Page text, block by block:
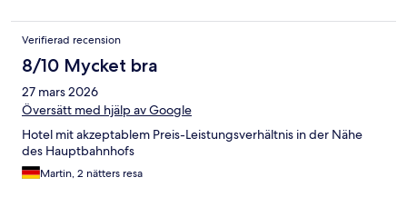
Verifierad recension
8/10 Mycket bra
27 mars 2026
Översätt med hjälp av Google
Hotel mit akzeptablem Preis-Leistungsverhältnis in der Nähe
des Hauptbahnhofs
Martin, 2 nätters resa